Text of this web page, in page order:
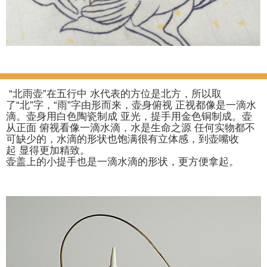
“北雨壶”在五行中 水代表的方位是北方，所以取
了“北”字，“雨”字由形而来，壶身俯视 正视都像是一滴水
滴。壶身用白色陶瓷制成 亚光，提手用金色铜制成。壶
从正面 俯视看像一滴水滴，水是生命之源 任何实物都不
可缺少的，水滴的形状也饱满很有立体感，到壶嘴收
起 显得更加精致。
壶盖上的小提手也是一滴水滴的形状，更方便拿起。